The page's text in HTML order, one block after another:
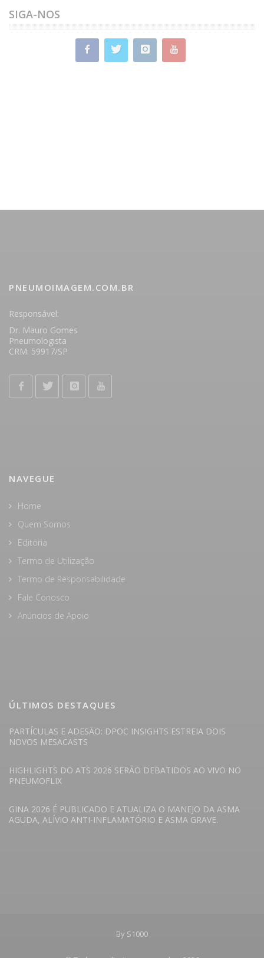
SIGA-NOS
PNEUMOIMAGEM.COM.BR
Responsável:
Dr. Mauro Gomes
Pneumologista
CRM: 59917/SP
NAVEGUE
Home
Quem Somos
Editoria
Termo de Utilização
Termo de Responsabilidade
Fale Conosco
Anúncios de Apoio
ÚLTIMOS DESTAQUES
PARTÍCULAS E ADESÃO: DPOC INSIGHTS ESTREIA DOIS
NOVOS MESACASTS
HIGHLIGHTS DO ATS 2026 SERÃO DEBATIDOS AO VIVO NO
PNEUMOFLIX
GINA 2026 É PUBLICADO E ATUALIZA O MANEJO DA ASMA
AGUDA, ALÍVIO ANTI-INFLAMATÓRIO E ASMA GRAVE.
By S1000